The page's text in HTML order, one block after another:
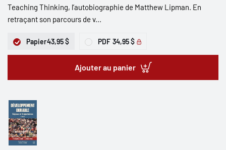
Teaching Thinking, l’autobiographie de Matthew Lipman. En
retraçant son parcours de v...
Papier43,95 $ PDF 34,95 $
Ajouter au panier